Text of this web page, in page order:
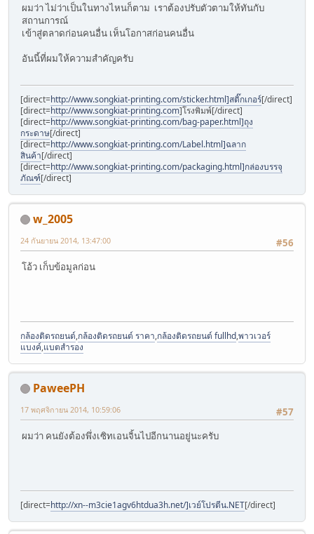
ผมว่า ไม่ว่าเป็นในทางไหนก็ตาม เราต้องปรับตัวตามให้ทันกับ
สถานการณ์
เข้าสู่ตลาดก่อนคนอื่น เห็นโอกาสก่อนคนอื่น
อันนี้ที่ผมให้ความสำคัญครับ
[direct=http://www.songkiat-printing.com/sticker.html]สติ๊กเกอร์[/direct]
[direct=http://www.songkiat-printing.com]โรงพิมพ์[/direct]
[direct=http://www.songkiat-printing.com/bag-paper.html]ถุง
กระดาษ[/direct]
[direct=http://www.songkiat-printing.com/Label.html]ฉลาก
สินค้า[/direct]
[direct=http://www.songkiat-printing.com/packaging.html]กล่องบรรจุ
ภัณฑ์[/direct]
w_2005
#56
24 กันยายน 2014, 13:47:00
โอ้ว เก็บข้อมูลก่อน
กล้องติดรถยนต์,กล้องติดรถยนต์ ราคา,กล้องติดรถยนต์ fullhd,พาวเวอร์
แบงค์,แบตสำรอง
PaweePH
#57
17 พฤศจิกายน 2014, 10:59:06
ผมว่า คนยังต้องพึ่งเซิทเอนจิ้นไปอีกนานอยู่นะครับ
[direct=http://xn--m3cie1agv6htdua3h.net/]เวย์โปรตีน.NET[/direct]